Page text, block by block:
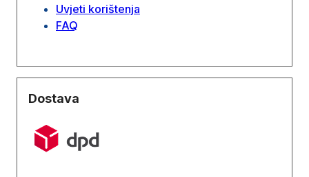
Uvjeti korištenja
FAQ
Dostava